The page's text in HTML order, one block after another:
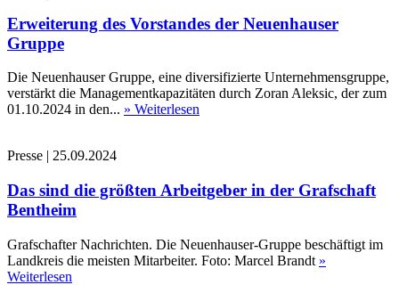
Erweiterung des Vorstandes der Neuenhauser
Gruppe
Die Neuenhauser Gruppe, eine diversifizierte Unternehmensgruppe,
verstärkt die Managementkapazitäten durch Zoran Aleksic, der zum
01.10.2024 in den... » Weiterlesen
Presse | 25.09.2024
Das sind die größten Arbeitgeber in der Grafschaft
Bentheim
Grafschafter Nachrichten. Die Neuenhauser-Gruppe beschäftigt im
Landkreis die meisten Mitarbeiter. Foto: Marcel Brandt »
Weiterlesen